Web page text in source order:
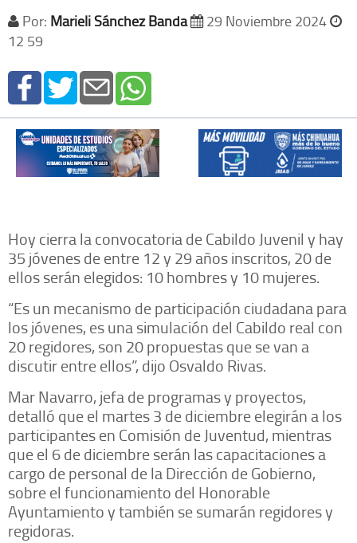
Por: Marieli Sánchez Banda
29 Noviembre 2024
12 59
Hoy cierra la convocatoria de Cabildo Juvenil y hay
35 jóvenes de entre 12 y 29 años inscritos, 20 de
ellos serán elegidos: 10 hombres y 10 mujeres.
“Es un mecanismo de participación ciudadana para
los jóvenes, es una simulación del Cabildo real con
20 regidores, son 20 propuestas que se van a
discutir entre ellos”, dijo Osvaldo Rivas.
Mar Navarro, jefa de programas y proyectos,
detalló que el martes 3 de diciembre elegirán a los
participantes en Comisión de Juventud, mientras
que el 6 de diciembre serán las capacitaciones a
cargo de personal de la Dirección de Gobierno,
sobre el funcionamiento del Honorable
Ayuntamiento y también se sumarán regidores y
regidoras.